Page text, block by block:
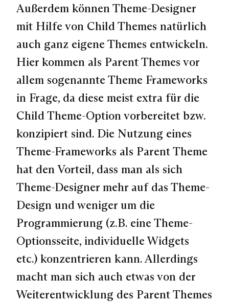
Außerdem können Theme-Designer
mit Hilfe von Child Themes natürlich
auch ganz eigene Themes entwickeln.
Hier kommen als Parent Themes vor
allem sogenannte Theme Frameworks
in Frage, da diese meist extra für die
Child Theme-Option vorbereitet bzw.
konzipiert sind. Die Nutzung eines
Theme-Frameworks als Parent Theme
hat den Vorteil, dass man als sich
Theme-Designer mehr auf das Theme-
Design und weniger um die
Programmierung (z.B. eine Theme-
Optionsseite, individuelle Widgets
etc.) konzentrieren kann. Allerdings
macht man sich auch etwas von der
Weiterentwicklung des Parent Themes